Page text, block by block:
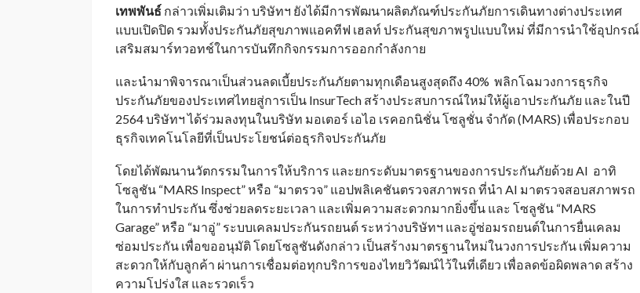
เทพพันธ์ กล่าวเพิ่มเติมว่า บริษัทฯ ยังได้มีการพัฒนาผลิตภัณฑ์ประกันภัยการเดินทางต่างประเทศ
แบบเปิดปิด รวมทั้งประกันภัยสุขภาพแอคทีฟ เฮลท์ ประกันสุขภาพรูปแบบใหม่ ที่มีการนำใช้อุปกรณ์
เสริมสมาร์ทวอทช์ในการบันทึกกิจกรรมการออกกำลังกาย
และนำมาพิจารณาเป็นส่วนลดเบี้ยประกันภัยตามทุกเดือนสูงสุดถึง 40% พลิกโฉมวงการธุรกิจ
ประกันภัยของประเทศไทยสู่การเป็น InsurTech สร้างประสบการณ์ใหม่ให้ผู้เอาประกันภัย และในปี
2564 บริษัทฯ ได้ร่วมลงทุนในบริษัท มอเตอร์ เอไอ เรคอกนิชั่น โซลูชั่น จำกัด (MARS) เพื่อประกอบ
ธุรกิจเทคโนโลยีที่เป็นประโยชน์ต่อธุรกิจประกันภัย
โดยได้พัฒนานวัตกรรมในการให้บริการ และยกระดับมาตรฐานของการประกันภัยด้วย AI อาทิ
โซลูชัน “MARS Inspect” หรือ “มาตรวจ” แอปพลิเคชันตรวจสภาพรถ ที่นำ AI มาตรวจสอบสภาพรถ
ในการทำประกัน ซึ่งช่วยลดระยะเวลา และเพิ่มความสะดวกมากยิ่งขึ้น และ โซลูชัน “MARS
Garage” หรือ “มาอู่” ระบบเคลมประกันรถยนต์ ระหว่างบริษัทฯ และอู่ซ่อมรถยนต์ในการยื่นเคลม
ซ่อมประกัน เพื่อขออนุมัติ โดยโซลูชันดังกล่าว เป็นสร้างมาตรฐานใหม่ในวงการประกัน เพิ่มความ
สะดวกให้กับลูกค้า ผ่านการเชื่อมต่อทุกบริการของไทยวิวัฒน์ไว้ในที่เดียว เพื่อลดข้อผิดพลาด สร้าง
ความโปร่งใส และรวดเร็ว